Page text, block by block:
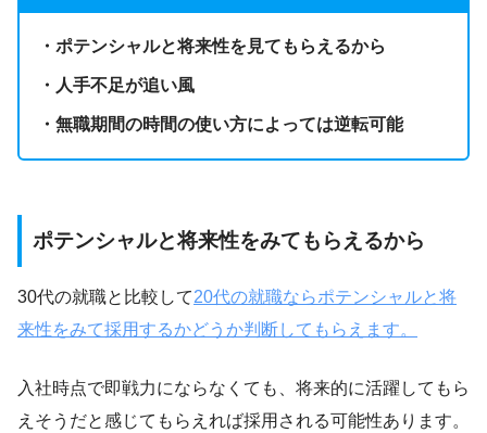
・ポテンシャルと将来性を見てもらえるから
・人手不足が追い風
・無職期間の時間の使い方によっては逆転可能
ポテンシャルと将来性をみてもらえるから
30代の就職と比較して20代の就職ならポテンシャルと将
来性をみて採用するかどうか判断してもらえます。
入社時点で即戦力にならなくても、将来的に活躍してもら
えそうだと感じてもらえれば採用される可能性あります。